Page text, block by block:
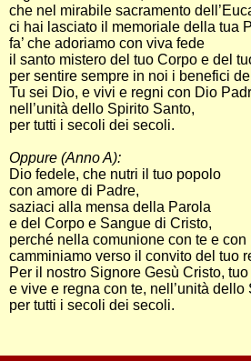
che nel mirabile sacramento
ci hai lasciato il memoriale della tua
fa’ che adoriamo con viva fede
il santo mistero del tuo Corpo e del
per sentire sempre in noi i benefici
Tu sei Dio, e vivi e regni con Dio
nell’unità dello Spirito Santo,
per tutti i secoli dei secoli.
Oppure (Anno A):
Dio fedele, che nutri il tuo popolo
con amore di Padre,
saziaci alla mensa della Parola
e del Corpo e Sangue di Cristo,
perché nella comunione con te e con
camminiamo verso il convito del tuo
Per il nostro Signore Gesù Cristo,
e vive e regna con te, nell’unità dello
per tutti i secoli dei secoli.